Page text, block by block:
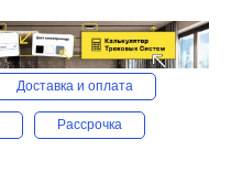
Доставка и оплата
Рассрочка